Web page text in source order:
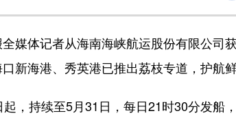
体记者从海南海峡航运股份有限公司获
新海港、秀英港已推出荔枝专道，护航鲜
持续至5月31日，每日21时30分发船